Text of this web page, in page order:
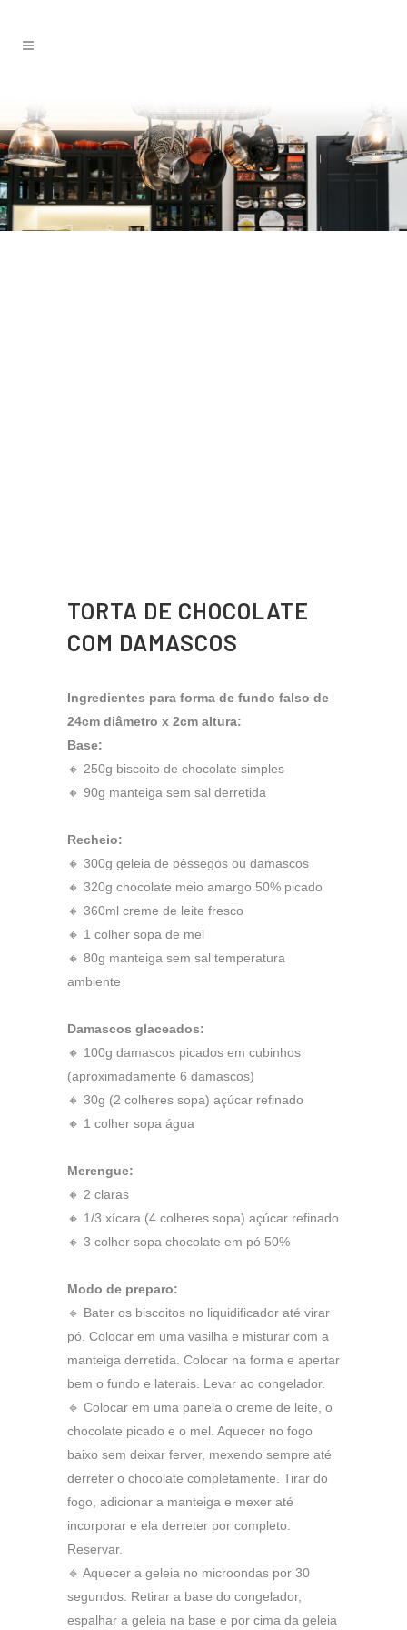
TORTA DE CHOCOLATE
COM DAMASCOS
Ingredientes para forma de fundo falso de
24cm diâmetro x 2cm altura:
Base:
🔸 250g biscoito de chocolate simples
🔸 90g manteiga sem sal derretida
Recheio:
🔸 300g geleia de pêssegos ou damascos
🔸 320g chocolate meio amargo 50% picado
🔸 360ml creme de leite fresco
🔸 1 colher sopa de mel
🔸 80g manteiga sem sal temperatura
ambiente
Damascos glaceados:
🔸 100g damascos picados em cubinhos
(aproximadamente 6 damascos)
🔸 30g (2 colheres sopa) açúcar refinado
🔸 1 colher sopa água
Merengue:
🔸 2 claras
🔸 1/3 xícara (4 colheres sopa) açúcar refinado
🔸 3 colher sopa chocolate em pó 50%
Modo de preparo:
🔹 Bater os biscoitos no liquidificador até virar
pó. Colocar em uma vasilha e misturar com a
manteiga derretida. Colocar na forma e apertar
bem o fundo e laterais. Levar ao congelador.
🔹 Colocar em uma panela o creme de leite, o
chocolate picado e o mel. Aquecer no fogo
baixo sem deixar ferver, mexendo sempre até
derreter o chocolate completamente. Tirar do
fogo, adicionar a manteiga e mexer até
incorporar e ela derreter por completo.
Reservar.
🔹 Aquecer a geleia no microondas por 30
segundos. Retirar a base do congelador,
espalhar a geleia na base e por cima da geleia